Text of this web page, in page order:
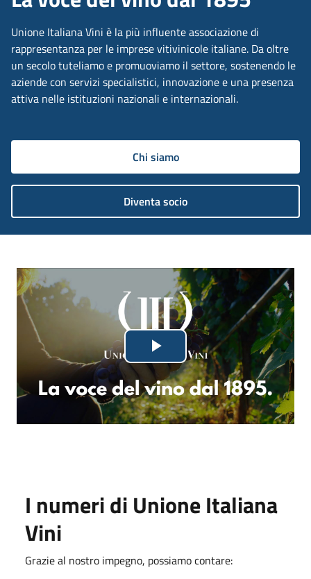
Unione Italiana Vini è la più influente associazione di
rappresentanza per le imprese vitivinicole italiane. Da oltre
un secolo tuteliamo e promuoviamo il settore, sostenendo le
aziende con servizi specialistici, innovazione e una presenza
attiva nelle istituzioni nazionali e internazionali.
Chi siamo
Diventa socio
Lettore
in
caricamento.
Riproduci
il
video
I numeri di Unione Italiana
Vini
Grazie al nostro impegno, possiamo contare: